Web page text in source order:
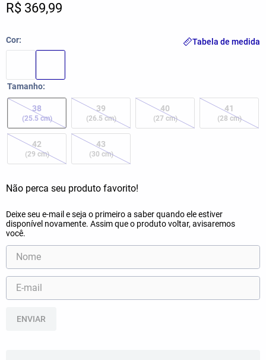
R$ 369,99
Cor
Tamanho
38
(25.5 cm)
39
(26.5 cm)
40
(27 cm)
41
(28 cm)
42
(29 cm)
43
(30 cm)
Tabela de medida
ENVIAR